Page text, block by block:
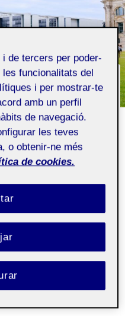
tothom)
i de tercers per poder-
funcionalitats del
i per mostrar-te
amb un perfil
de navegació.
les teves
o obtenir-ne més
de cookies.